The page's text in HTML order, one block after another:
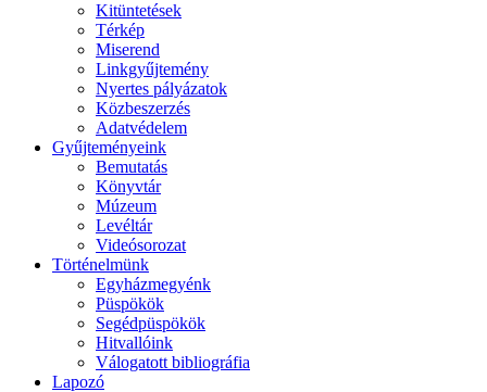
Kitüntetések
Térkép
Miserend
Linkgyűjtemény
Nyertes pályázatok
Közbeszerzés
Adatvédelem
Gyűjteményeink
Bemutatás
Könyvtár
Múzeum
Levéltár
Videósorozat
Történelmünk
Egyházmegyénk
Püspökök
Segédpüspökök
Hitvallóink
Válogatott bibliográfia
Lapozó